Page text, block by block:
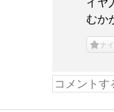
イヤ
むか
ナ